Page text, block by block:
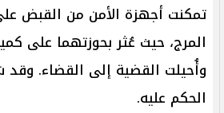
تمكنت أجهزة الأمن من
المرج، حيث عُثر بحوزتهما على
وأُحيلت القضية إلى القضاء.
الحكم عليه.